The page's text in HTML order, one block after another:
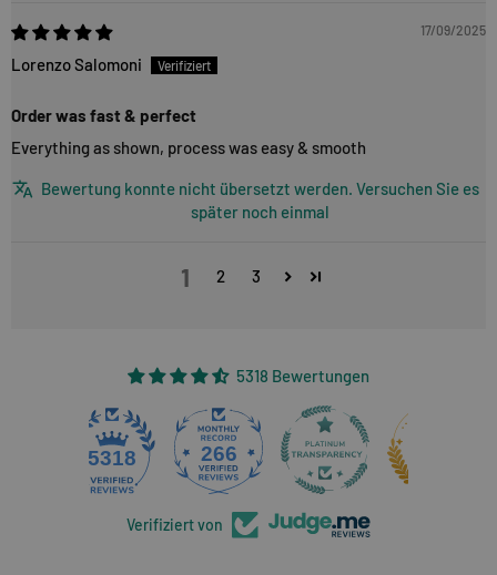
17/09/2025
Lorenzo Salomoni
Order was fast & perfect
Everything as shown, process was easy & smooth
Bewertung konnte nicht übersetzt werden. Versuchen Sie es
später noch einmal
1 2 3
5318 Bewertungen
266
Verifiziert von